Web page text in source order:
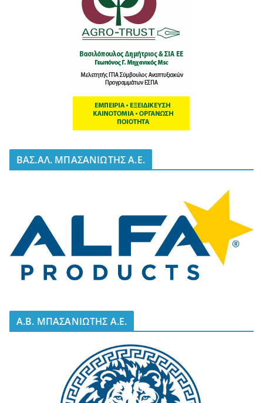
BΑΣ.ΑΛ. ΜΠΑΣΑΝΙΩΤΗΣ Α.Ε.
A.B. ΜΠΑΣΑΝΙΩΤΗΣ Α.Ε.